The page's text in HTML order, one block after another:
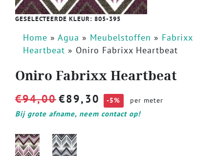
GESELECTEERDE KLEUR: 805-395
Home » Agua » Meubelstoffen » Fabrixx
Heartbeat » Oniro Fabrixx Heartbeat
Oniro Fabrixx Heartbeat
€94,00€89,30 -5% per meter
Bij grote afname, neem contact op!